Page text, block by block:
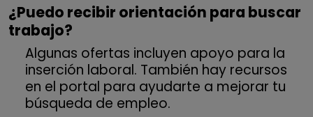
¿Puedo recibir orientación para buscar
trabajo?
Algunas ofertas incluyen apoyo para la
inserción laboral. También hay recursos
en el portal para ayudarte a mejorar tu
búsqueda de empleo.